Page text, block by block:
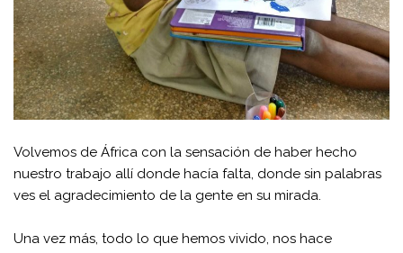
Volvemos de África con la sensación de haber hecho
nuestro trabajo allí donde hacía falta, donde sin palabras
ves el agradecimiento de la gente en su mirada.
Una vez más, todo lo que hemos vivido, nos hace